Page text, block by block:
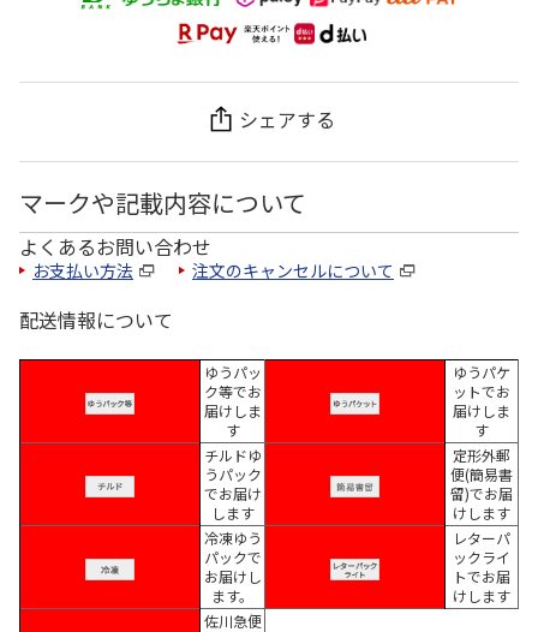
シェアする
マークや記載内容について
よくあるお問い合わせ
お支払い方法 注文のキャンセルについて
配送情報について
ゆうパッ
ク等でお
届けしま
す
ゆうパケ
ットでお
届けしま
す
チルドゆ
うパック
でお届け
します
定形外郵
便(簡易書
留)でお届
けします
冷凍ゆう
パックで
お届けし
ます。
レターパ
ックライ
トでお届
けします
佐川急便